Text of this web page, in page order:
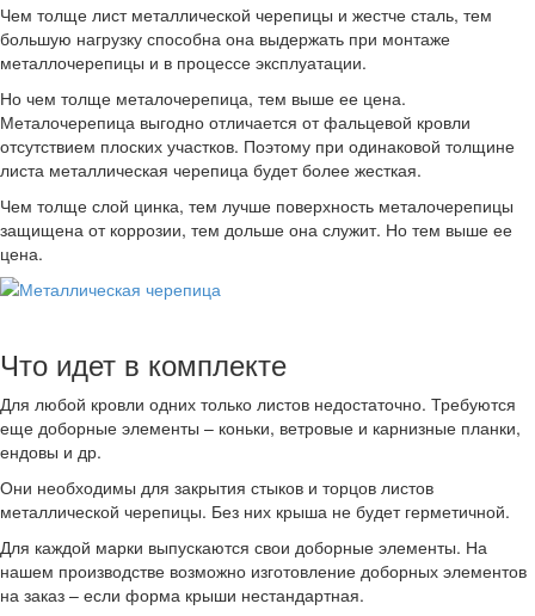
Чем толще лист металлической черепицы и жестче сталь, тем
большую нагрузку способна она выдержать при монтаже
металлочерепицы и в процессе эксплуатации.
Но чем толще металочерепица, тем выше ее цена.
Металочерепица выгодно отличается от фальцевой кровли
отсутствием плоских участков. Поэтому при одинаковой толщине
листа металлическая черепица будет более жесткая.
Чем толще слой цинка, тем лучше поверхность металочерепицы
защищена от коррозии, тем дольше она служит. Но тем выше ее
цена.
Что идет в комплекте
Для любой кровли одних только листов недостаточно. Требуются
еще доборные элементы – коньки, ветровые и карнизные планки,
ендовы и др.
Они необходимы для закрытия стыков и торцов листов
металлической черепицы. Без них крыша не будет герметичной.
Для каждой марки выпускаются свои доборные элементы. На
нашем производстве возможно изготовление доборных элементов
на заказ – если форма крыши нестандартная.